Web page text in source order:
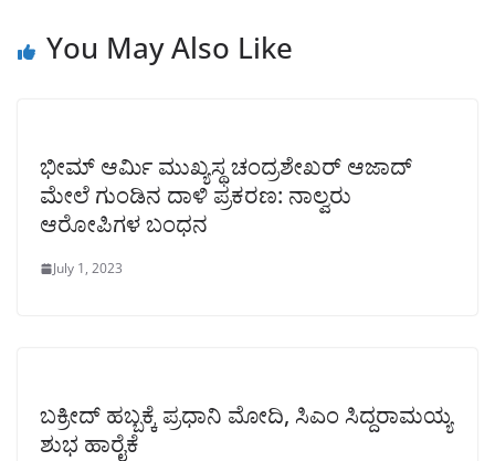
You May Also Like
ಭೀಮ್ ಆರ್ಮಿ ಮುಖ್ಯಸ್ಥ ಚಂದ್ರಶೇಖರ್ ಆಜಾದ್
ಮೇಲೆ ಗುಂಡಿನ ದಾಳಿ ಪ್ರಕರಣ: ನಾಲ್ವರು
ಆರೋಪಿಗಳ ಬಂಧನ
July 1, 2023
ಬಕ್ರೀದ್ ಹಬ್ಬಕ್ಕೆ ಪ್ರಧಾನಿ ಮೋದಿ, ಸಿಎಂ ಸಿದ್ದರಾಮಯ್ಯ
ಶುಭ ಹಾರೈಕೆ